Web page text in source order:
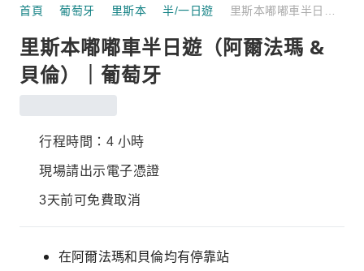
首頁 葡萄牙 里斯本 半/一日遊
里斯本嘟嘟車半日遊（阿爾法瑪 &
貝倫）｜葡萄牙
行程時間：4 小時
現場請出示電子憑證
3天前可免費取消
在阿爾法瑪和貝倫均有停靠站